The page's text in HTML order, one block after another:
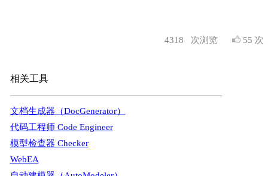
4318 次浏览 55 次
相关工具
文档生成器（DocGenerator）
代码工程师 Code Engineer
模型检查器 Checker
WebEA